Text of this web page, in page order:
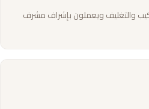
والتغليف ويعملون بإشراف مشرف